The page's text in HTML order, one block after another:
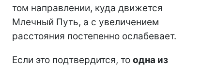
том направлении, куда движется
Млечный Путь, а с увеличением
расстояния постепенно ослабевает.
Если это подтвердится, то одна из